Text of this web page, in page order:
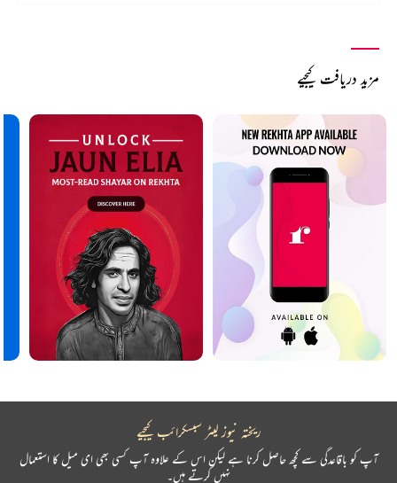
مزید دریافت کیجیے
ریختہ نیوز لیٹر سبسکرائب کیجیے
آپ کو باقاعدگی سے کچھ حاصل کرنا ہے لیکن اس کے علاوہ آپ کسی بھی ای میل کا استعمال
نہیں کرتے ہیں۔